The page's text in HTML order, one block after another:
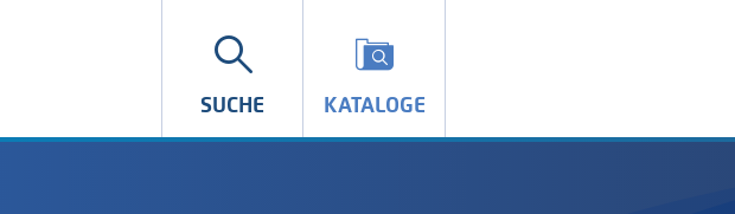
SUCHE KATALOGE